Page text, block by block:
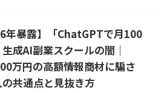
年暴露】「ChatGPTで月100
成AI副業スクールの闇｜
万円の高額情報商材に騙さ
共通点と見抜き方